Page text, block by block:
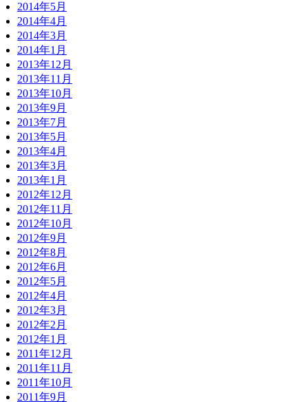
2014年5月
2014年4月
2014年3月
2014年1月
2013年12月
2013年11月
2013年10月
2013年9月
2013年7月
2013年5月
2013年4月
2013年3月
2013年1月
2012年12月
2012年11月
2012年10月
2012年9月
2012年8月
2012年6月
2012年5月
2012年4月
2012年3月
2012年2月
2012年1月
2011年12月
2011年11月
2011年10月
2011年9月